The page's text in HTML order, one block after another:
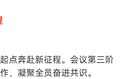
点奔赴新征程。会议第三阶
，凝聚全员奋进共识。